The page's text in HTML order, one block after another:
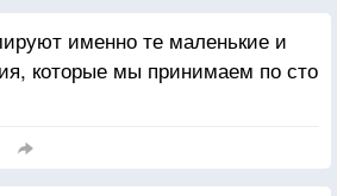
именно те маленькие и
которые мы принимаем по сто